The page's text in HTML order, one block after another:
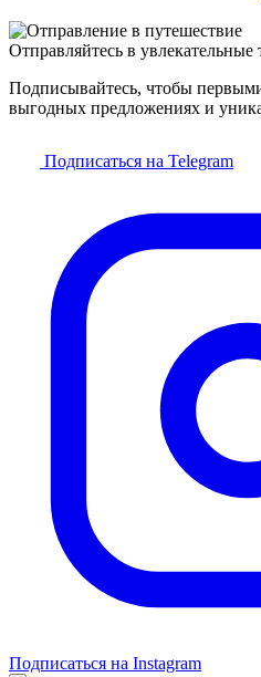
Отправляйтесь в
Подписывайтесь, чтобы
выгодных предложениях и
Подписаться на Telegram
Подписаться на Instagram